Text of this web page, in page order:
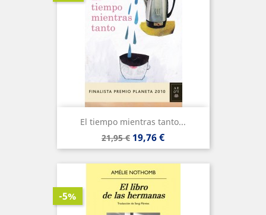
El tiempo mientras tanto...
Precio
base
21,95 € Precio
19,76 €
-5%